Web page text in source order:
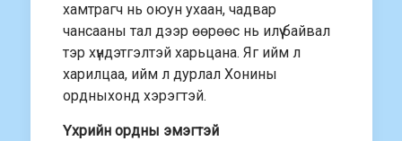
хамтрагч нь оюун ухаан, чадвар
чансааны тал дээр өөрөөс нь илүү байвал
тэр хүндэтгэлтэй харьцана. Яг ийм л
харилцаа, ийм л дурлал Хонины
ордныхонд хэрэгтэй.
Үхрийн ордны эмэгтэй